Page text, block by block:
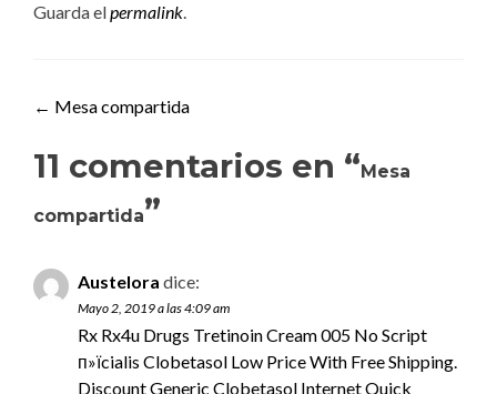
Guarda elpermalink.
Navegación de entradas
← Mesa compartida
11 comentarios en “Mesa
compartida”
Austelora dice:
Mayo 2, 2019 a las 4:09 am
Rx Rx4u Drugs Tretinoin Cream 005 No Script
п»їcialis Clobetasol Low Price With Free Shipping.
Discount Generic Clobetasol Internet Quick